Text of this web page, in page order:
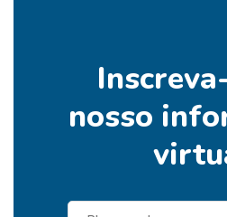
nosso